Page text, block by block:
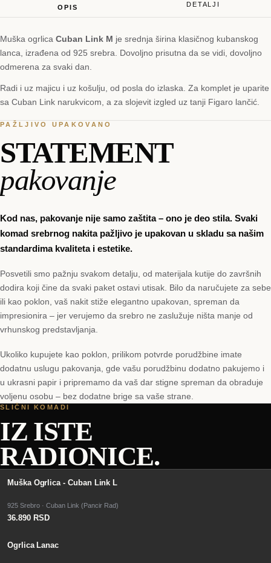
OPIS DETALJI
Muška ogrlica Cuban Link M je srednja širina klasičnog kubanskog
lanca, izrađena od 925 srebra. Dovoljno prisutna da se vidi, dovoljno
odmerena za svaki dan.
Radi i uz majicu i uz košulju, od posla do izlaska. Za komplet je uparite
sa Cuban Link narukvicom, a za slojevit izgled uz tanji Figaro lančić.
PAŽLJIVO UPAKOVANO
STATEMENT
pakovanje
Kod nas, pakovanje nije samo zaštita – ono je deo stila. Svaki
komad srebrnog nakita pažljivo je upakovan u skladu sa našim
standardima kvaliteta i estetike.
Posvetili smo pažnju svakom detalju, od materijala kutije do završnih
dodira koji čine da svaki paket ostavi utisak. Bilo da naručujete za sebe
ili kao poklon, vaš nakit stiže elegantno upakovan, spreman da
impresionira – jer verujemo da srebro ne zaslužuje ništa manje od
vrhunskog predstavljanja.
Ukoliko kupujete kao poklon, prilikom potvrde porudžbine imate
dodatnu uslugu pakovanja, gde vašu porudžbinu dodatno pakujemo i
u ukrasni papir i pripremamo da vaš dar stigne spreman da obraduje
voljenu osobu – bez dodatne brige sa vaše strane.
SLIČNI KOMADI
IZ ISTE
RADIONICE.
Muška Ogrlica - Cuban Link L
925 Srebro · Cuban Link (Pancir Rad)
36.890 RSD
Ogrlica Lanac